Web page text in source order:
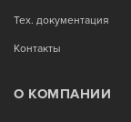
Тех. документация
Контакты
О КОМПАНИИ